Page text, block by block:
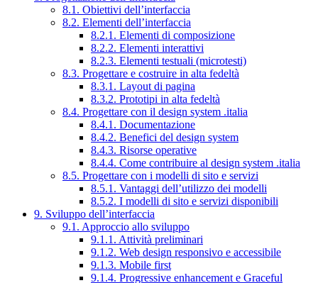
8.1. Obiettivi dell’interfaccia
8.2. Elementi dell’interfaccia
8.2.1. Elementi di composizione
8.2.2. Elementi interattivi
8.2.3. Elementi testuali (microtesti)
8.3. Progettare e costruire in alta fedeltà
8.3.1. Layout di pagina
8.3.2. Prototipi in alta fedeltà
8.4. Progettare con il design system .italia
8.4.1. Documentazione
8.4.2. Benefici del design system
8.4.3. Risorse operative
8.4.4. Come contribuire al design system .italia
8.5. Progettare con i modelli di sito e servizi
8.5.1. Vantaggi dell’utilizzo dei modelli
8.5.2. I modelli di sito e servizi disponibili
9. Sviluppo dell’interfaccia
9.1. Approccio allo sviluppo
9.1.1. Attività preliminari
9.1.2. Web design responsivo e accessibile
9.1.3. Mobile first
9.1.4. Progressive enhancement e Graceful